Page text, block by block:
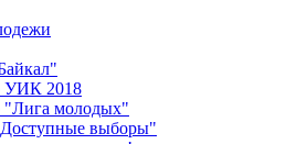
УИК 2018
"Лига молодых"
выборы"